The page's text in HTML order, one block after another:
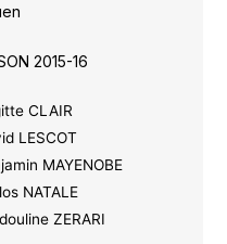
2015-16
CLAIR
LESCOT
MAYENOBE
NATALE
ZERARI